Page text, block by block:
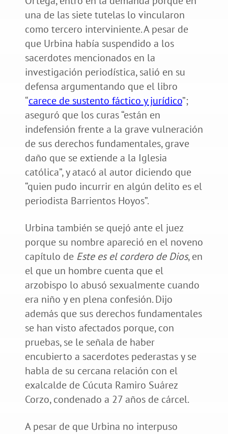
una de las siete tutelas lo vincularon
como tercero interviniente. A pesar de
que Urbina había suspendido a los
sacerdotes mencionados en la
investigación periodística, salió en su
defensa argumentando que el libro
“carece de sustento fáctico y jurídico”;
aseguró que los curas “están en
indefensión frente a la grave vulneración
de sus derechos fundamentales, grave
daño que se extiende a la Iglesia
católica”, y atacó al autor diciendo que
“quien pudo incurrir en algún delito es el
periodista Barrientos Hoyos”.
Urbina también se quejó ante el juez
porque su nombre apareció en el noveno
capítulo de Este es el cordero de Dios, en
el que un hombre cuenta que el
arzobispo lo abusó sexualmente cuando
era niño y en plena confesión. Dijo
además que sus derechos fundamentales
se han visto afectados porque, con
pruebas, se le señala de haber
encubierto a sacerdotes pederastas y se
habla de su cercana relación con el
exalcalde de Cúcuta Ramiro Suárez
Corzo, condenado a 27 años de cárcel.
A pesar de que Urbina no interpuso